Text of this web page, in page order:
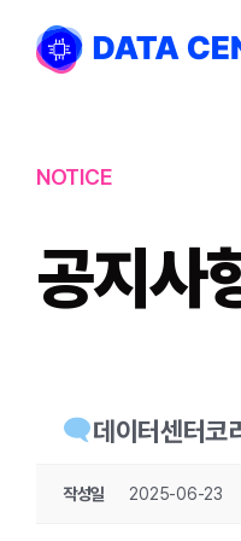
content
NOTICE
공지사
데이터센터코
작성일 2025-06-23